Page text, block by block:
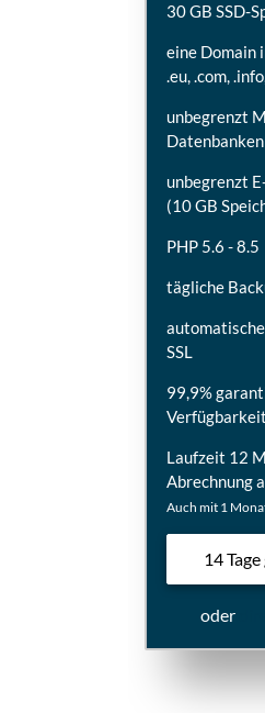
30 GB SSD-
eine Domain
.eu, .com,
unbegrenzt
unbegrenzt
(10 GB
PHP 5.6 - 8.5
tägliche
SSL
99,9%
Verfügbarkeit
Laufzeit 12
Abrechnung
Auch mit 1
14
oder